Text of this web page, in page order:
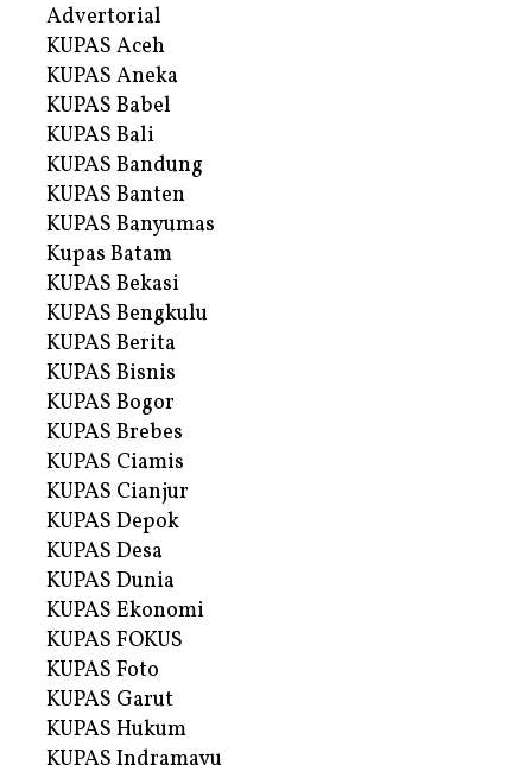
Advertorial
KUPAS Aceh
KUPAS Aneka
KUPAS Babel
KUPAS Bali
KUPAS Bandung
KUPAS Banten
KUPAS Banyumas
Kupas Batam
KUPAS Bekasi
KUPAS Bengkulu
KUPAS Berita
KUPAS Bisnis
KUPAS Bogor
KUPAS Brebes
KUPAS Ciamis
KUPAS Cianjur
KUPAS Depok
KUPAS Desa
KUPAS Dunia
KUPAS Ekonomi
KUPAS FOKUS
KUPAS Foto
KUPAS Garut
KUPAS Hukum